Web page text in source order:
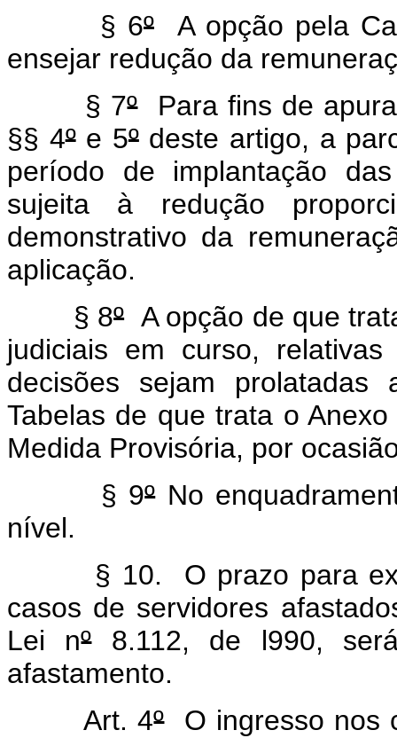
§ 6ºA opção pela
ensejar redução da
§ 7ºPara fins de
§§ 4ºe 5ºdeste artigo, a
período de implantação
sujeita à redução
demonstrativo da
aplicação.
§ 8ºA opção de que
judiciais em curso,
decisões sejam
Tabelas de que trata o
Medida Provisória, por
§ 9ºNo
nível.
§ 10. O prazo para
casos de servidores
Lei nº8.112, de l990,
afastamento.
Art. 4ºO ingresso nos